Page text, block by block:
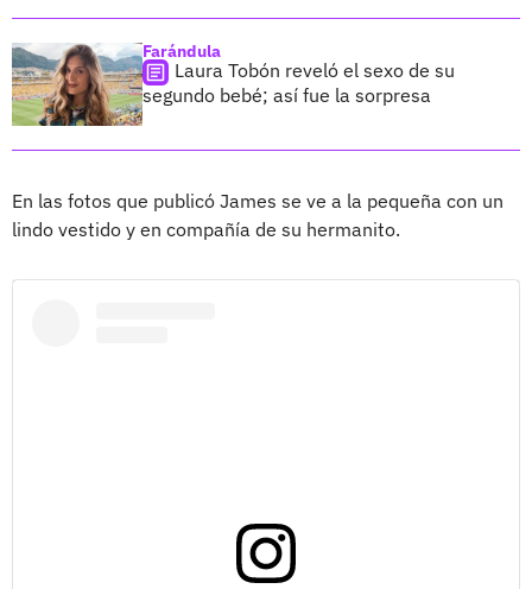
Farándula
Laura Tobón reveló el sexo de su
segundo bebé; así fue la sorpresa
En las fotos que publicó James se ve a la pequeña con un
lindo vestido y en compañía de su hermanito.